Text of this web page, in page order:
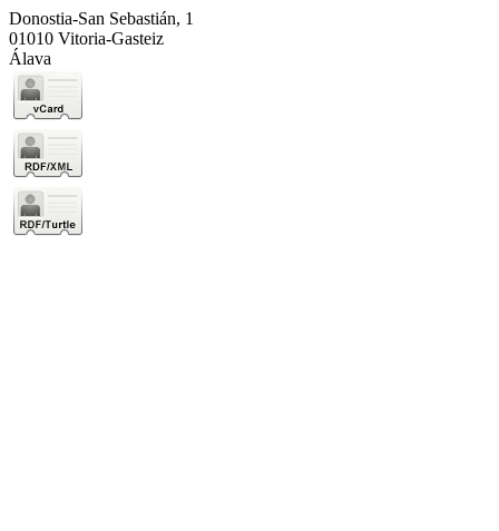
Donostia-San Sebastián, 1
01010 Vitoria-Gasteiz
Álava